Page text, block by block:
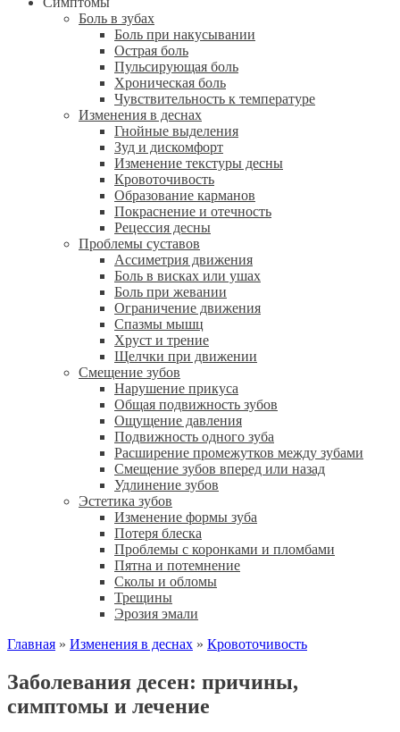
Боль в зубах
Боль при накусывании
Острая боль
Пульсирующая боль
Хроническая боль
Чувствительность к температуре
Изменения в деснах
Гнойные выделения
Зуд и дискомфорт
Изменение текстуры десны
Кровоточивость
Образование карманов
Покраснение и отечность
Рецессия десны
Проблемы суставов
Ассиметрия движения
Боль в висках или ушах
Боль при жевании
Ограничение движения
Спазмы мышц
Хруст и трение
Щелчки при движении
Смещение зубов
Нарушение прикуса
Общая подвижность зубов
Ощущение давления
Подвижность одного зуба
Расширение промежутков между зубами
Смещение зубов вперед или назад
Удлинение зубов
Эстетика зубов
Изменение формы зуба
Потеря блеска
Проблемы с коронками и пломбами
Пятна и потемнение
Сколы и обломы
Трещины
Эрозия эмали
Главная » Изменения в деснах » Кровоточивость
Заболевания десен: причины,
симптомы и лечение